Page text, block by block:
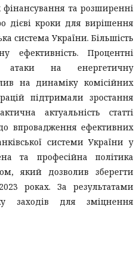
фінансування та розширенні
дієві кроки для вирішення
система України. Більшість
ефективність. Процентні
атаки на енергетичну
на динаміку комісійних
підтримали зростання
актуальність статті
впровадження ефективних
системи України у
та професійна політика
який дозволив зберегти
роках. За результатами
заходів для зміцнення